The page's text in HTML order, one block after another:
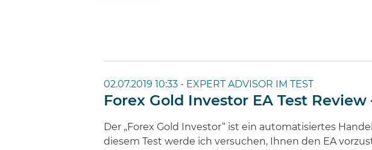
02.07.2019 10:33 - EXPERT ADVISOR IM TEST
Forex Gold Investor EA Test
Der „Forex Gold Investor“ ist ein automatisiertes
diesem Test werde ich versuchen, Ihnen den EA